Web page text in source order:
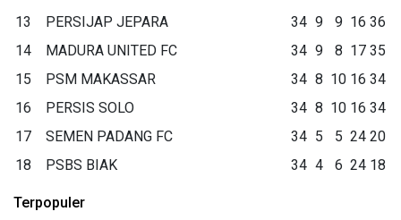
13
PERSIJAP JEPARA 34 9 9 16 36
14
MADURA UNITED FC 34 9 8 17 35
15
PSM MAKASSAR 34 8 10 16 34
16
PERSIS SOLO 34 8 10 16 34
17
SEMEN PADANG FC 34 5 5 24 20
18
PSBS BIAK 34 4 6 24 18
Terpopuler